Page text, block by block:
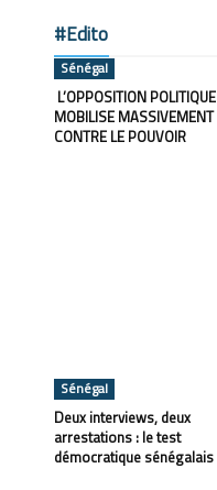
#Edito
Sénégal
L’OPPOSITION POLITIQUE
MOBILISE MASSIVEMENT
CONTRE LE POUVOIR
Sénégal
Deux interviews, deux
arrestations : le test
démocratique sénégalais